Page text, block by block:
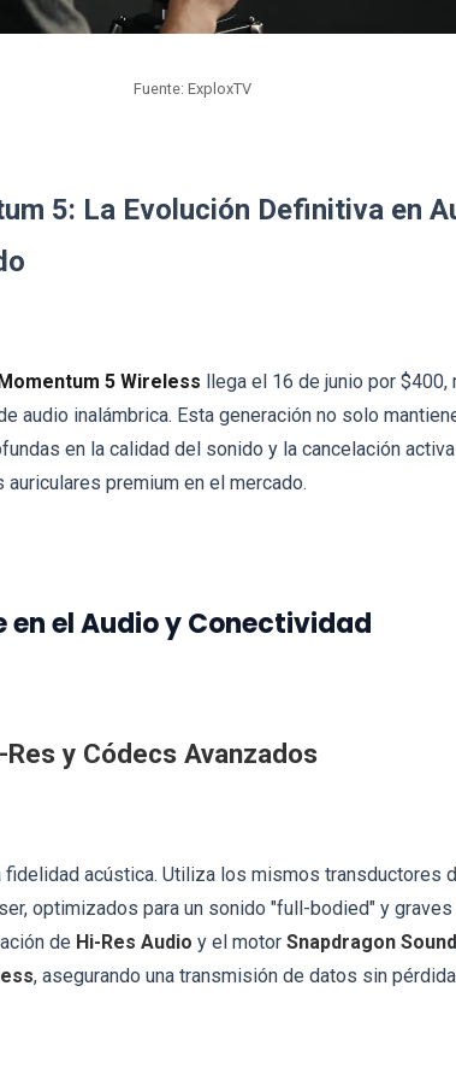
Fuente: ExploxTV
5: La Evolución Definitiva en
5 Wireless llega el 16 de junio por $400,
audio inalámbrica. Esta generación no solo
en la calidad del sonido y la cancelación
premium en el mercado.
en el Audio y Conectividad
y Códecs Avanzados
fidelidad acústica. Utiliza los mismos transductores
optimizados para un sonido "full-bodied" y
de Hi-Res Audio y el motor Snapdragon Sound
, asegurando una transmisión de datos sin